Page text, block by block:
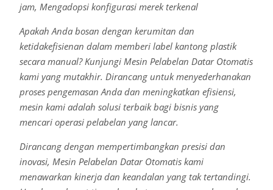
jam, Mengadopsi konfigurasi merek terkenal
Apakah Anda bosan dengan kerumitan dan
ketidakefisienan dalam memberi label kantong plastik
secara manual? Kunjungi Mesin Pelabelan Datar Otomatis
kami yang mutakhir. Dirancang untuk menyederhanakan
proses pengemasan Anda dan meningkatkan efisiensi,
mesin kami adalah solusi terbaik bagi bisnis yang
mencari operasi pelabelan yang lancar.
Dirancang dengan mempertimbangkan presisi dan
inovasi, Mesin Pelabelan Datar Otomatis kami
menawarkan kinerja dan keandalan yang tak tertandingi.